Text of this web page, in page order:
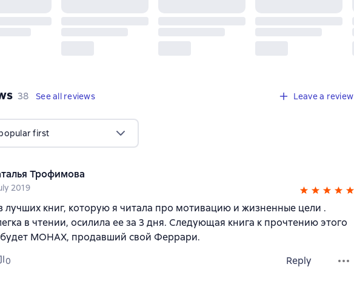
38 reviews
38 See all reviews Leave a review
first
Трофимова
2019
лучших книг, которую я читала про мотивацию и жизненные цели .
в чтении, осилила ее за 3 дня. Следующая книга к прочтению этого
будет МОНАХ, продавший свой Феррари.
0 Reply